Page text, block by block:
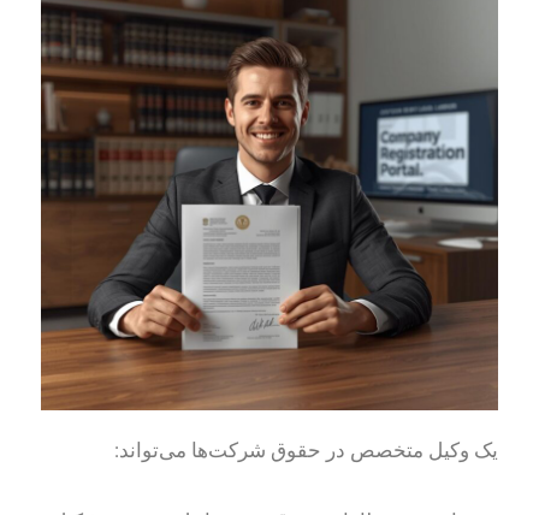
یک وکیل متخصص در حقوق شرکت‌ها می‌تواند: